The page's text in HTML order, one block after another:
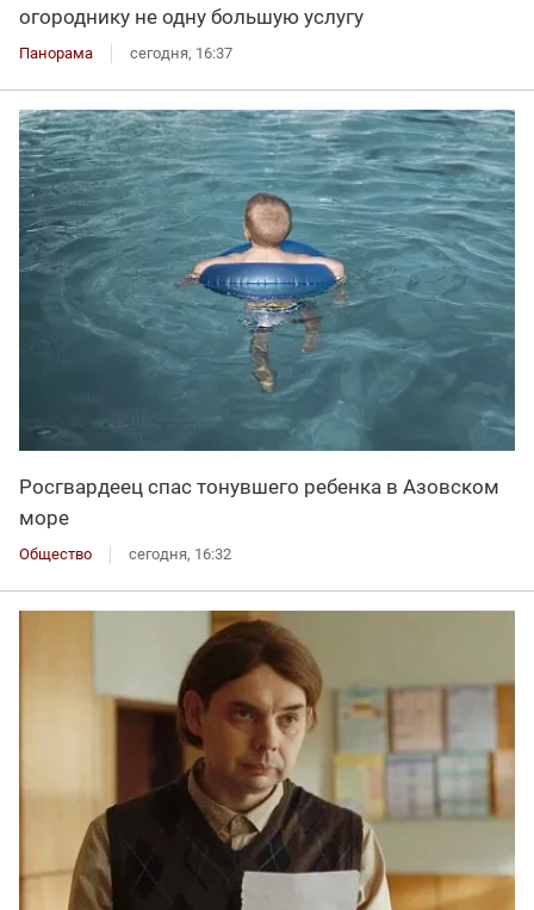
огороднику не одну большую услугу
Панорама сегодня, 16:37
Росгвардеец спас тонувшего ребенка в Азовском
море
Общество сегодня, 16:32